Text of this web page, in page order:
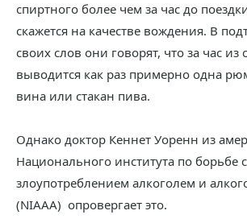
спиртного более чем за час до
скажется на качестве вождения. В
своих слов они говорят, что за час из
выводится как раз примерно одна
вина или стакан пива.
Однако доктор Кеннет Уоренн из
Национального института по борьбе
злоупотреблением алкоголем и
(NIAAA) опровергает это.